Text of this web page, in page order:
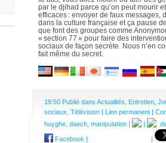
par le djihad parce qu’on peut mourir
efficaces : envoyer de faux messages,
dans la culture française et ça pause
que font des groupes comme
« section 77 » pour faire des
sociaux de façon secrète. Nous n’en
fait même du secret.
19:50 Publié dans Actualités Entretien
sociaux Télévision | Lien permanent |
huyghe daech manipulation | |
Facebook | |